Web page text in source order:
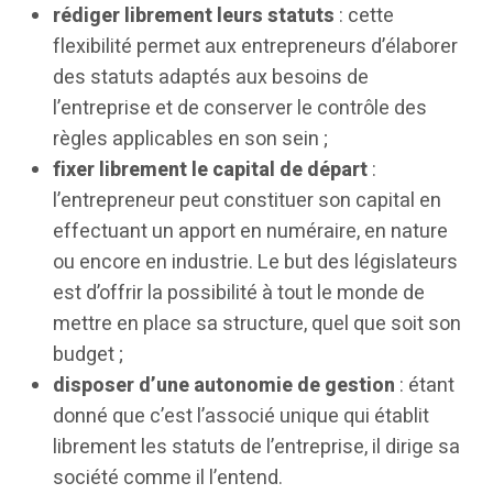
rédiger librement leurs statuts : cette
flexibilité permet aux entrepreneurs d’élaborer
des statuts adaptés aux besoins de
l’entreprise et de conserver le contrôle des
règles applicables en son sein ;
fixer librement le capital de départ:
l’entrepreneur peut constituer son capital en
effectuant un apport en numéraire, en nature
ou encore en industrie. Le but des législateurs
est d’offrir la possibilité à tout le monde de
mettre en place sa structure, quel que soit son
budget ;
disposer d’une autonomie de gestion : étant
donné que c’est l’associé unique qui établit
librement les statuts de l’entreprise, il dirige sa
société comme il l’entend.